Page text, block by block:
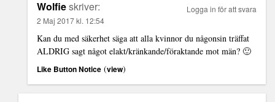
Wolfieskriver:
2 Maj 2017 kl. 12:54
Kan du med säkerhet säga att alla kvinnor du någonsin träffat
ALDRIG sagt något elakt/kränkande/föraktande mot män? 🙂
Like Button Notice (view)
Logga in för att svara